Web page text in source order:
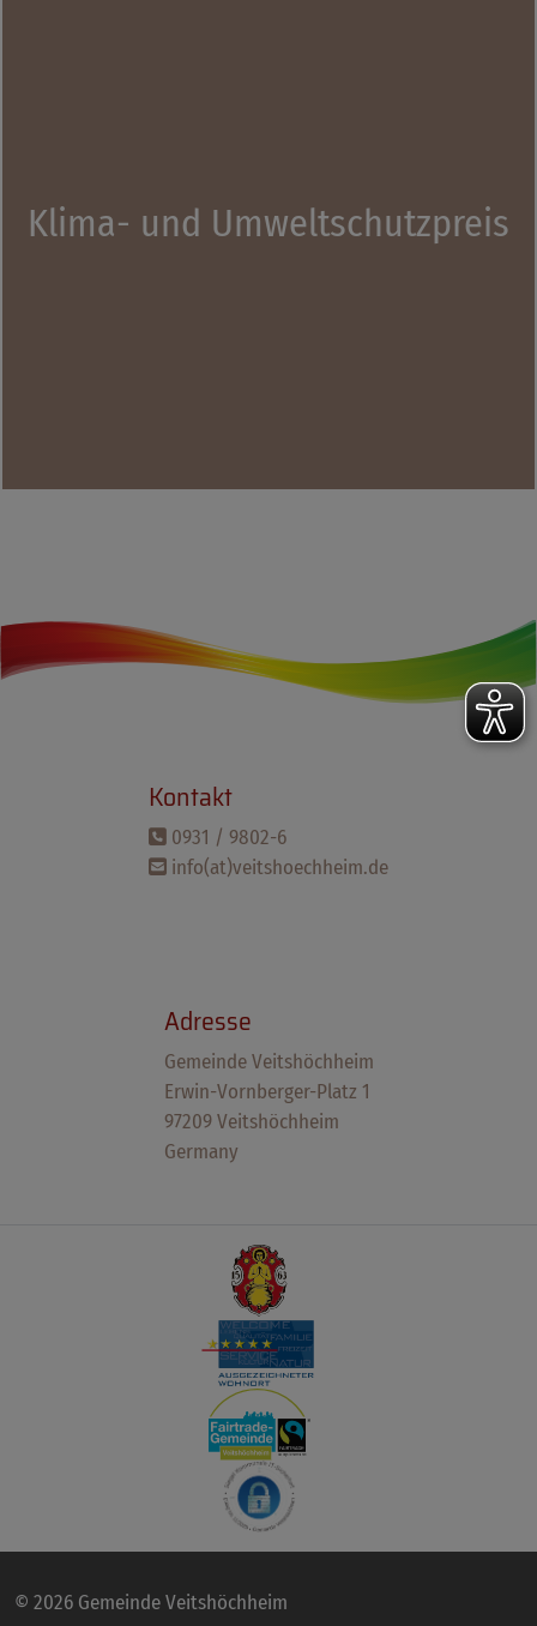
Klima- und Umweltschutzpreis
Kontakt
0931 / 9802-6
info(at)veitshoechheim.de
Adresse
Gemeinde Veitshöchheim
Erwin-Vornberger-Platz 1
97209 Veitshöchheim
Germany
© 2026 Gemeinde Veitshöchheim